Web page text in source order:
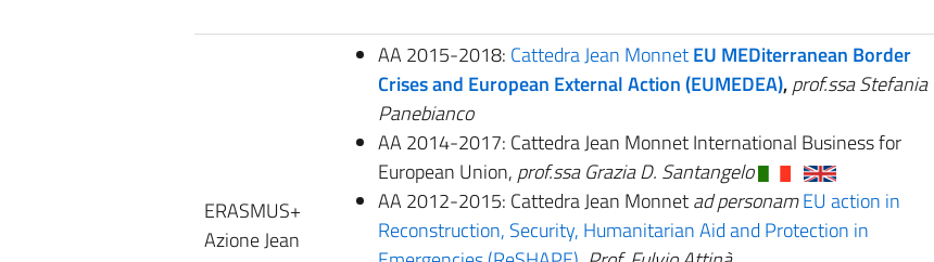
ERASMUS+
Azione Jean
AA 2015-2018: Cattedra Jean MonnetEU MEDiterranean Border
Crises and European External Action (EUMEDEA),prof.ssa Stefania
Panebianco
AA 2014-2017: Cattedra Jean Monnet International Business for
European Union, prof.ssa Grazia D. Santangelo
AA 2012-2015: Cattedra Jean Monnetad personamEU action in
Reconstruction, Security, Humanitarian Aid and Protection in